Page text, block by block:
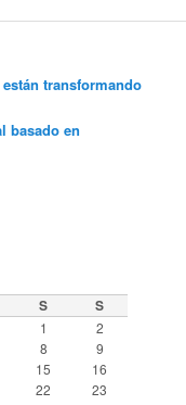
transformando
basado en
S S
1
2
8
9
15
16
22
23